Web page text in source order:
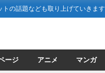
の話題なども取り上げていきます
ージ アニメ マンガ